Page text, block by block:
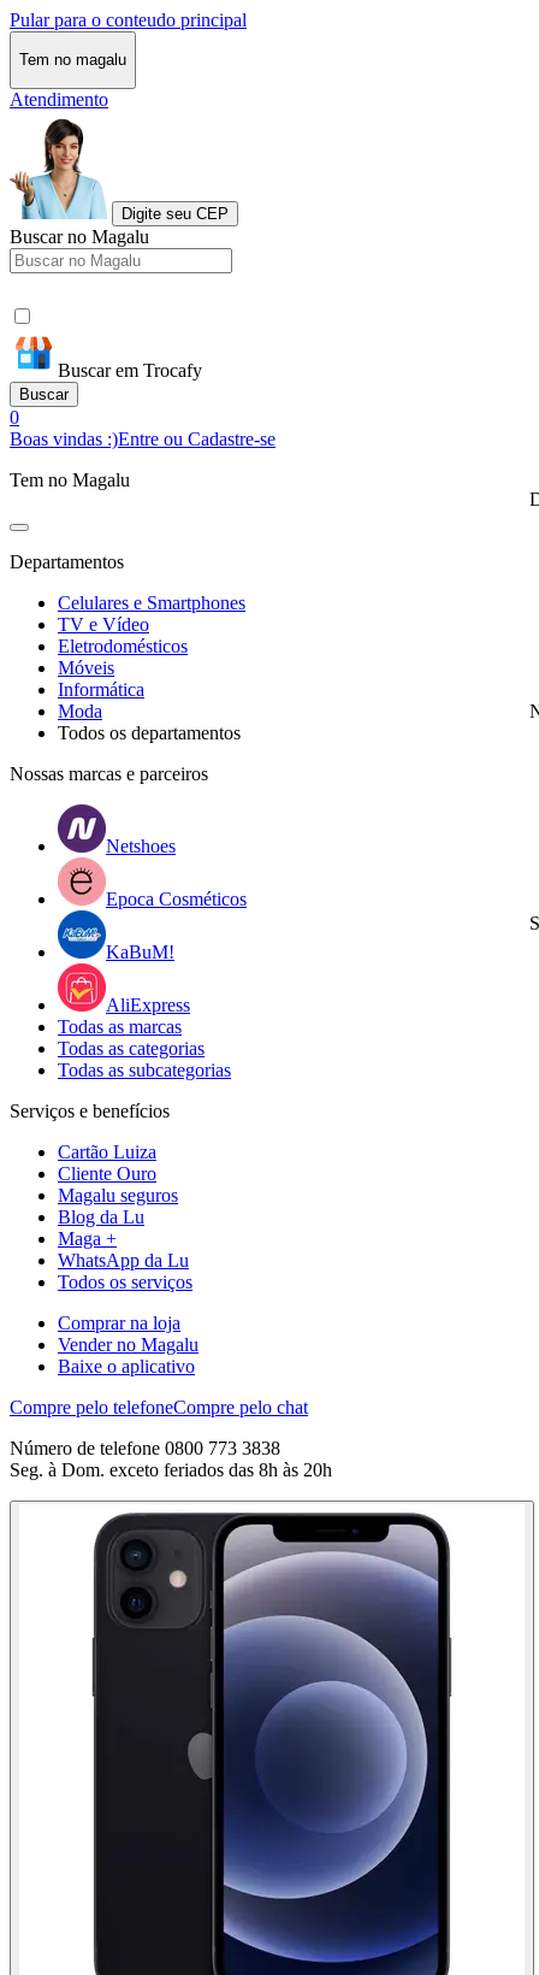
Pular para o conteudo principal
Tem no magalu
Atendimento
Digite seu CEP
Buscar no Magalu
Buscar em Trocafy
Buscar
0
Boas vindas :)Entre ou Cadastre-se
Tem no Magalu
Departamentos
Celulares e Smartphones
TV e Vídeo
Eletrodomésticos
Móveis
Informática
Moda
Todos os departamentos
Nossas marcas e parceiros
Netshoes
Epoca Cosméticos
KaBuM!
AliExpress
Todas as marcas
Todas as categorias
Todas as subcategorias
Serviços e benefícios
Cartão Luiza
Cliente Ouro
Magalu seguros
Blog da Lu
Maga +
WhatsApp da Lu
Todos os serviços
Comprar na loja
Vender no Magalu
Baixe o aplicativo
Compre pelo telefoneCompre pelo chat
Número de telefone 0800 773 3838
Seg. à Dom. exceto feriados das 8h às 20h